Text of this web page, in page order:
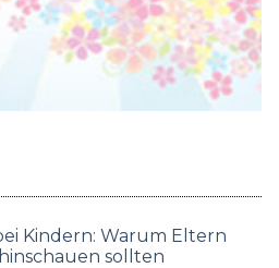
Kindern: Warum Eltern
sollten